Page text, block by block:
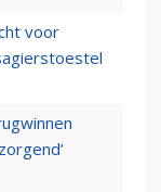
voor